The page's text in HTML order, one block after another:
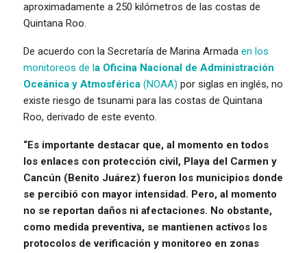
aproximadamente a 250 kilómetros de las costas de
Quintana Roo.
De acuerdo con la Secretaría de Marina Armada en los
monitoreos de la Oficina Nacional de Administración
Oceánica y Atmosférica (NOAA) por siglas en inglés, no
existe riesgo de tsunami para las costas de Quintana
Roo, derivado de este evento.
“Es importante destacar que, al momento en todos
los enlaces con protección civil, Playa del Carmen y
Cancún (Benito Juárez) fueron los municipios donde
se percibió con mayor intensidad. Pero, al momento
no se reportan daños ni afectaciones. No obstante,
como medida preventiva, se mantienen activos los
protocolos de verificación y monitoreo en zonas